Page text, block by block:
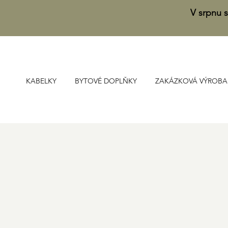
V srpnu
KABELKY BYTOVÉ DOPLŇKY ZAKÁZKOVÁ VÝROBA